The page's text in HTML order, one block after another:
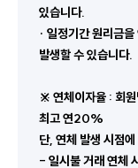
있습니다.
· 일정기간 원리금
발생할 수 있습니다.
※ 연체이자율 : 회
최고 연20%
단, 연체 발생 시점
- 일시불 거래 연체